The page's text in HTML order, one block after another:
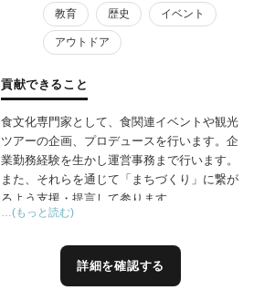
教育 歴史 イベント
アウトドア
貢献できること
食文化専門家として、食関連イベントや観光
ツアーの企画、プロデュースを行います。企
業勤務経験を生かし運営事務まで行います。
また、それらを通じて「まちづくり」に繋が
るよう支援・提言して参ります。
…(もっと読む)
詳細を確認する